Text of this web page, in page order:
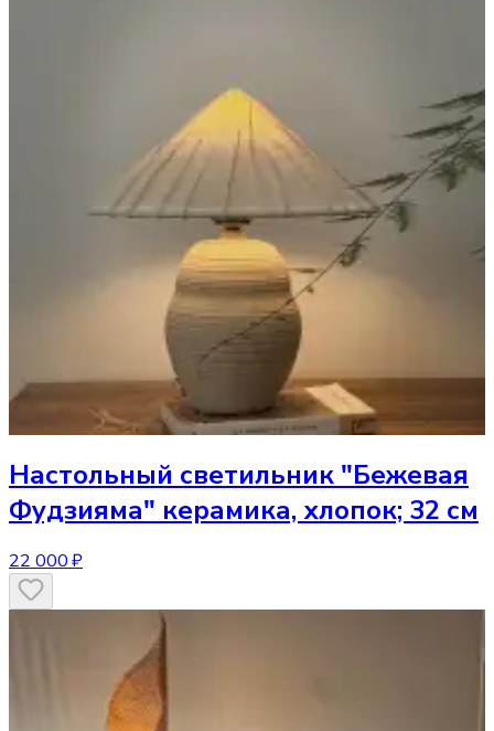
Настольный светильник "Бежевая
Фудзияма" керамика, хлопок; 32 см
22 000 ₽